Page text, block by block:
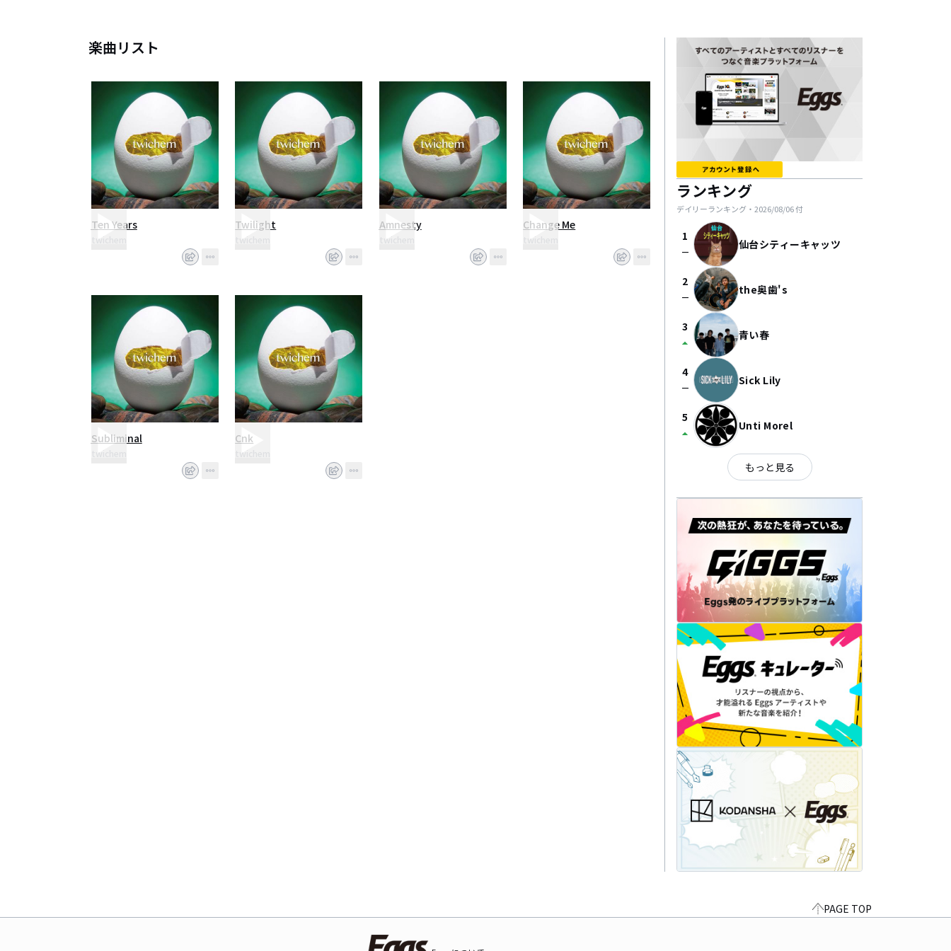
楽曲リスト
Ten Years
twichem
Twilight
twichem
Amnesty
twichem
Change Me
twichem
Subliminal
twichem
Cnk
twichem
ランキング
デイリーランキング・ 2026/08/06付
1
check_indeterminate_small 仙台シティーキャッツ
2
check_indeterminate_small the奥歯's
3
arrow_drop_up 青い春
4
check_indeterminate_small Sick Lily
5
arrow_drop_up Unti Morel
もっと見る
PAGE TOP